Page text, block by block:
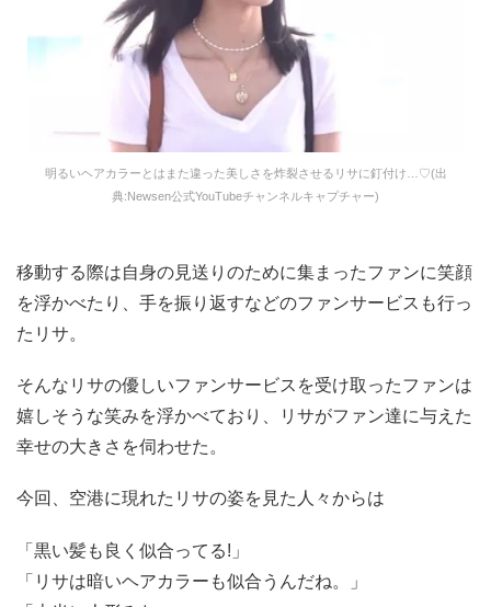
明るいヘアカラーとはまた違った美しさを炸裂させるリサに釘付け…♡(出
典:Newsen公式YouTubeチャンネルキャプチャー)
移動する際は自身の見送りのために集まったファンに笑顔
を浮かべたり、手を振り返すなどのファンサービスも行っ
たリサ。
そんなリサの優しいファンサービスを受け取ったファンは
嬉しそうな笑みを浮かべており、リサがファン達に与えた
幸せの大きさを伺わせた。
今回、空港に現れたリサの姿を見た人々からは
「黒い髪も良く似合ってる!」
「リサは暗いヘアカラーも似合うんだね。」